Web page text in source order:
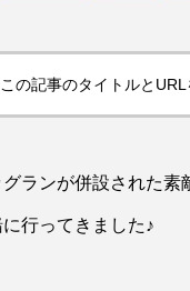
この記事のタイトルと
ランが併設された素
行ってきました♪